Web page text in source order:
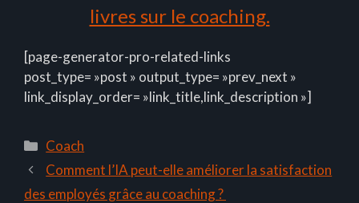
livres sur le coaching.
[page-generator-pro-related-links
post_type= »post » output_type= »prev_next »
link_display_order= »link_title,link_description »]
Catégories
Coach
Comment l’IA peut-elle améliorer la satisfaction
des employés grâce au coaching ?